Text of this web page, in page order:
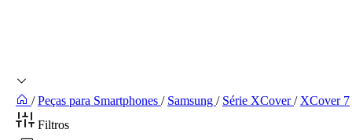
/ Peças para Smartphones / Samsung / Série XCover/ XCover 7
Filtros